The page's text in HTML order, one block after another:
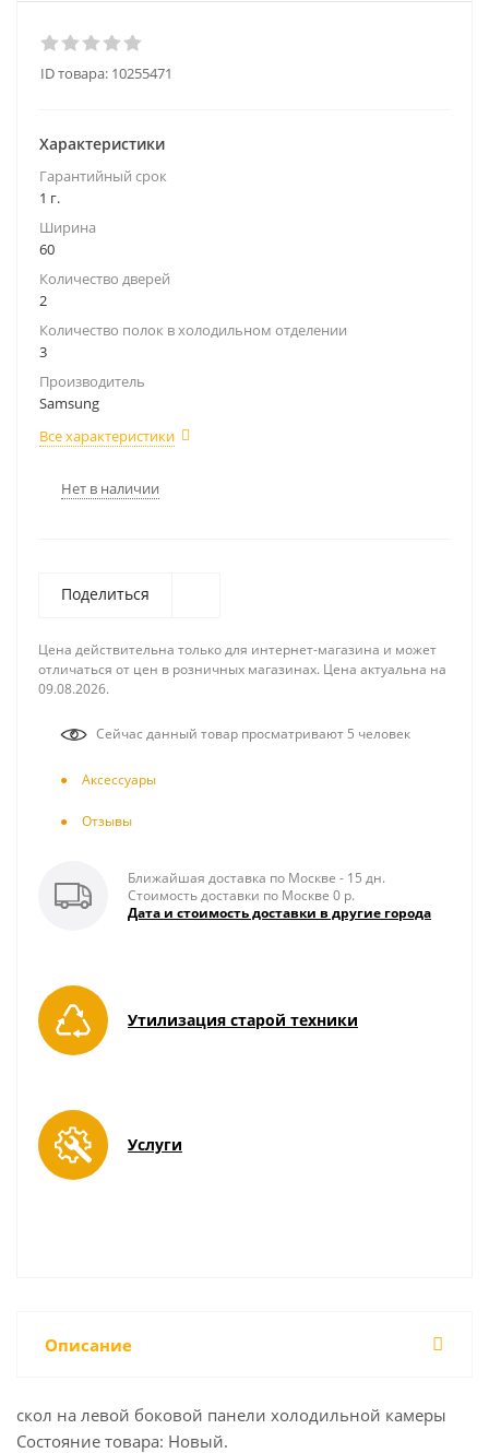
ID товара: 10255471
Характеристики
Гарантийный срок
1 г.
Ширина
60
Количество дверей
2
Количество полок в холодильном отделении
3
Производитель
Samsung
Все характеристики
Нет в наличии
Поделиться
Цена действительна только для интернет-магазина и может
отличаться от цен в розничных магазинах. Цена актуальна на
09.08.2026.
Сейчас данный товар просматривают 5 человек
Аксесcуары
Отзывы
Ближайшая доставка по Москве - 15 дн.
Стоимость доставки по Москве 0 р.
Дата и стоимость доставки в другие города
Утилизация старой техники
Услуги
Описание
скол на левой боковой панели холодильной камеры
Состояние товара: Новый.